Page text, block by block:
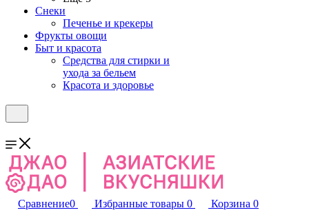
Снеки
Печенье и крекеры
Фрукты овощи
Быт и красота
Средства для стирки и
ухода за бельем
Красота и здоровье
Сравнение0 Избранные товары 0 Корзина 0